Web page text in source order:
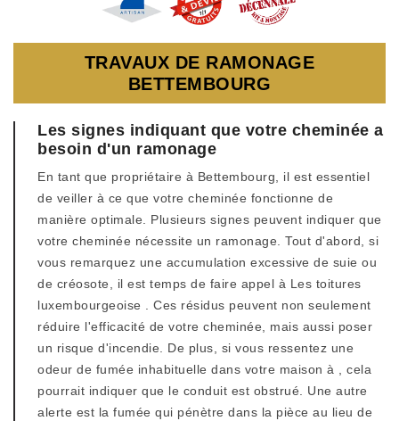
TRAVAUX DE RAMONAGE
BETTEMBOURG
Les signes indiquant que votre cheminée a
besoin d'un ramonage
En tant que propriétaire à Bettembourg, il est essentiel
de veiller à ce que votre cheminée fonctionne de
manière optimale. Plusieurs signes peuvent indiquer que
votre cheminée nécessite un ramonage. Tout d'abord, si
vous remarquez une accumulation excessive de suie ou
de créosote, il est temps de faire appel à Les toitures
luxembourgeoise . Ces résidus peuvent non seulement
réduire l'efficacité de votre cheminée, mais aussi poser
un risque d'incendie. De plus, si vous ressentez une
odeur de fumée inhabituelle dans votre maison à , cela
pourrait indiquer que le conduit est obstrué. Une autre
alerte est la fumée qui pénètre dans la pièce au lieu de